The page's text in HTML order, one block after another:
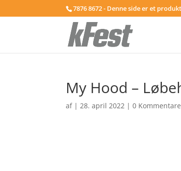
7876 8672 - Denne side er et
My Hood –
af |28. april 2022 |0